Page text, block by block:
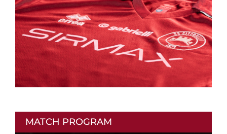
MATCH PROGRAM